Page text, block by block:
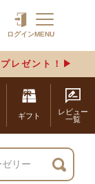
ログインMENU
プレゼント！
ギフト
レビュー
一覧